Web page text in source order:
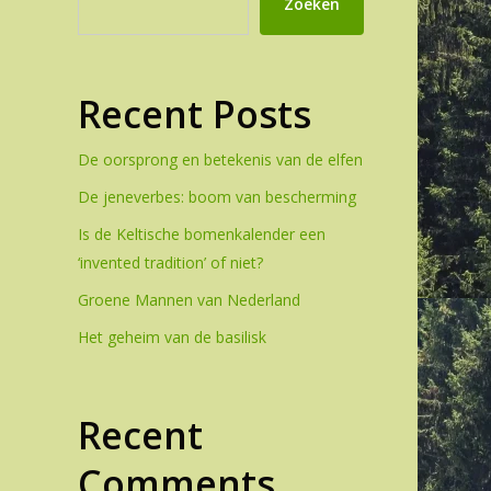
Recent Posts
De oorsprong en betekenis van de elfen
De jeneverbes: boom van bescherming
Is de Keltische bomenkalender een
‘invented tradition’ of niet?
Groene Mannen van Nederland
Het geheim van de basilisk
Recent